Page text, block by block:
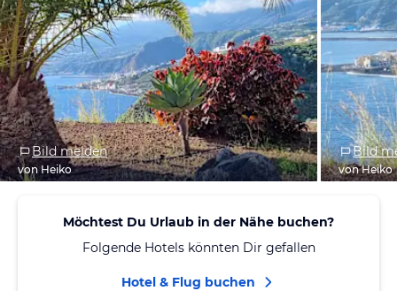
Bild melden
von Heiko
Bild
von Heiko
Möchtest Du Urlaub in der Nähe buchen?
Folgende Hotels könnten Dir gefallen
Hotel & Flug buchen